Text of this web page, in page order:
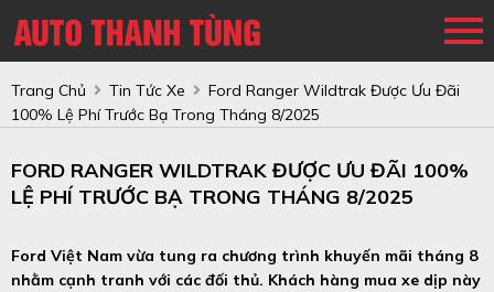
Trang Chủ Tin Tức Xe
Ford Ranger Wildtrak Được Ưu Đãi
100% Lệ Phí Trước Bạ Trong Tháng 8/2025
FORD RANGER WILDTRAK ĐƯỢC ƯU ĐÃI 100%
LỆ PHÍ TRƯỚC BẠ TRONG THÁNG 8/2025
Ford Việt Nam vừa tung ra chương trình khuyến mãi tháng 8
nhằm cạnh tranh với các đối thủ. Khách hàng mua xe dịp này